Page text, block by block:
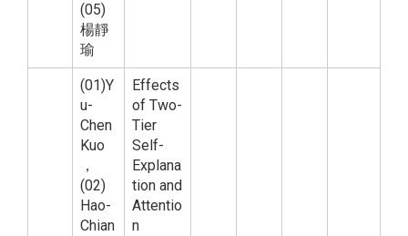
(05)
楊靜
瑜
(01)Y
u-
Chen
Kuo
，
(02)
Hao-
Chian
Effects
of Two-
Tier
Self-
Explana
tion and
Attentio
n